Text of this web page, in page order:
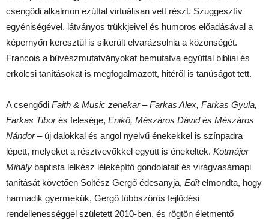
csengődi alkalmon ezúttal virtuálisan vett részt. Szuggesztív
egyéniségével, látványos trükkjeivel és humoros előadásával a
képernyőn keresztül is sikerült elvarázsolnia a közönségét.
Francois a bűvészmutatványokat bemutatva egyúttal bibliai és
erkölcsi tanításokat is megfogalmazott, hitéről is tanúságot tett.
A csengődi Faith & Music zenekar–Farkas Alex, Farkas Gyula,
Farkas Tiborés felesége, Enikő, Mészáros Dávid és Mészáros
Nándor – új dalokkal és angol nyelvű énekekkel is színpadra
lépett, melyeket a résztvevőkkel együtt is énekeltek. Kotmájer
Mihály baptista lelkész léleképítő gondolatait és virágvasárnapi
tanítását követően Soltész Gergő édesanyja, Editelmondta, hogy
harmadik gyermekük, Gergő többszörös fejlődési
rendellenességgel született 2010-ben, és rögtön életmentő